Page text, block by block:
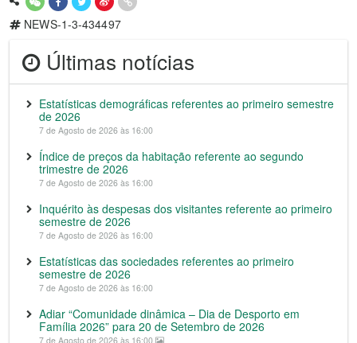
NEWS-1-3-434497
Últimas notícias
Estatísticas demográficas referentes ao primeiro semestre
de 2026
7 de Agosto de 2026 às 16:00
Índice de preços da habitação referente ao segundo
trimestre de 2026
7 de Agosto de 2026 às 16:00
Inquérito às despesas dos visitantes referente ao primeiro
semestre de 2026
7 de Agosto de 2026 às 16:00
Estatísticas das sociedades referentes ao primeiro
semestre de 2026
7 de Agosto de 2026 às 16:00
Adiar “Comunidade dinâmica – Dia de Desporto em
Família 2026” para 20 de Setembro de 2026
7 de Agosto de 2026 às 16:00